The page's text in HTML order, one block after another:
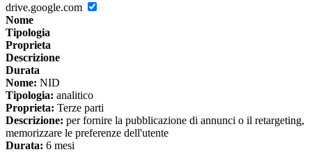
drive.google.com
Nome
Tipologia
Proprieta
Descrizione
Durata
Nome: NID
Tipologia: analitico
Proprieta: Terze parti
Descrizione: per fornire la pubblicazione di annunci o il retargeting,
memorizzare le preferenze dell'utente
Durata: 6 mesi